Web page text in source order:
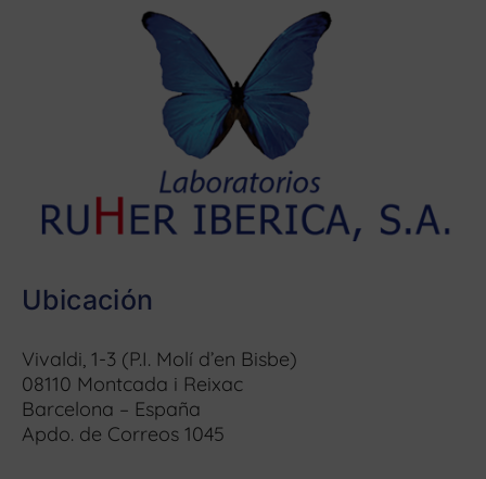
Ubicación
Vivaldi, 1-3 (P.I. Molí d’en Bisbe)
08110 Montcada i Reixac
Barcelona – España
Apdo. de Correos 1045